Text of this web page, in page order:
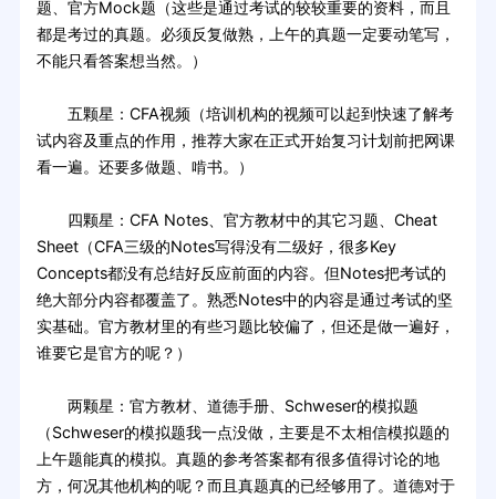
题、官方Mock题（这些是通过考试的较较重要的资料，而且
都是考过的真题。必须反复做熟，上午的真题一定要动笔写，
不能只看答案想当然。）
五颗星：CFA视频（培训机构的视频可以起到快速了解考
试内容及重点的作用，推荐大家在正式开始复习计划前把网课
看一遍。还要多做题、啃书。）
四颗星：CFA Notes、官方教材中的其它习题、Cheat
Sheet（CFA三级的Notes写得没有二级好，很多Key
Concepts都没有总结好反应前面的内容。但Notes把考试的
绝大部分内容都覆盖了。熟悉Notes中的内容是通过考试的坚
实基础。官方教材里的有些习题比较偏了，但还是做一遍好，
谁要它是官方的呢？）
两颗星：官方教材、道德手册、Schweser的模拟题
（Schweser的模拟题我一点没做，主要是不太相信模拟题的
上午题能真的模拟。真题的参考答案都有很多值得讨论的地
方，何况其他机构的呢？而且真题真的已经够用了。道德对于